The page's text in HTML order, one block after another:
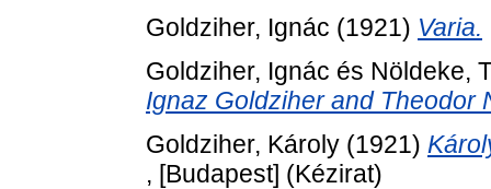
Goldziher, Ignác (1921) Varia.
Goldziher, Ignác és Nöldeke,
Ignaz Goldziher and Theodor
Goldziher, Károly (1921)
, [Budapest] (Kézirat)